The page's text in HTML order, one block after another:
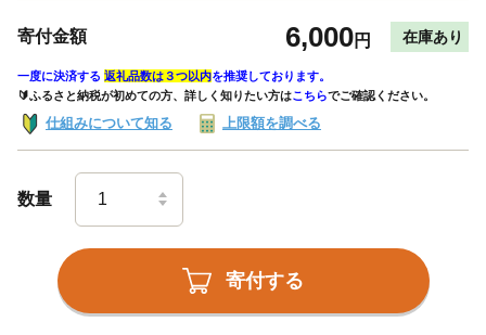
寄付金額 6,000円 在庫あり
一度に決済する 返礼品数は３つ以内を推奨しております。
🔰ふるさと納税が初めての方、詳しく知りたい方はこちらでご確認ください。
仕組みについて知る 上限額を調べる
数量
寄付する